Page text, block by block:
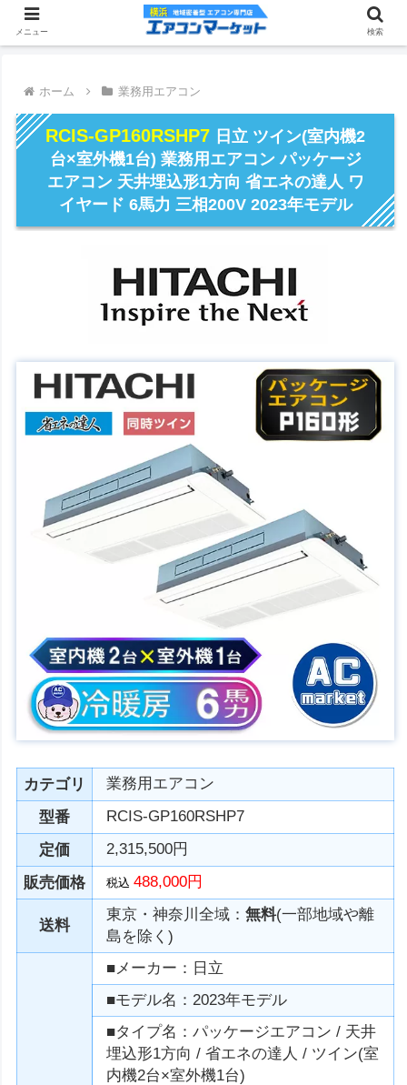
ホーム 業務用エアコン
RCIS-GP160RSHP7 日立 ツイン(室内機2
台×室外機1台) 業務用エアコン パッケージ
エアコン 天井埋込形1方向 省エネの達人 ワ
イヤード 6馬力 三相200V 2023年モデル
カテゴリ
業務用エアコン
型番
RCIS-GP160RSHP7
定価
2,315,500円
販売価格
税込488,000円
送料
東京・神奈川全域：無料(一部地域や離
島を除く)
■メーカー：日立
■モデル名：2023年モデル
■タイプ名：パッケージエアコン / 天井
埋込形1方向 / 省エネの達人 / ツイン(室
内機2台×室外機1台)
メニュー 検索